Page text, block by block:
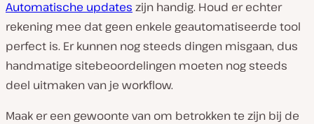
Automatische updates zijn handig. Houd er echter
rekening mee dat geen enkele geautomatiseerde tool
perfect is. Er kunnen nog steeds dingen misgaan, dus
handmatige sitebeoordelingen moeten nog steeds
deel uitmaken van je workflow.
Maak er een gewoonte van om betrokken te zijn bij de